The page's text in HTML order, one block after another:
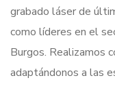
grabado láser de
como líderes en el
Burgos. Realizamos
adaptándonos a las